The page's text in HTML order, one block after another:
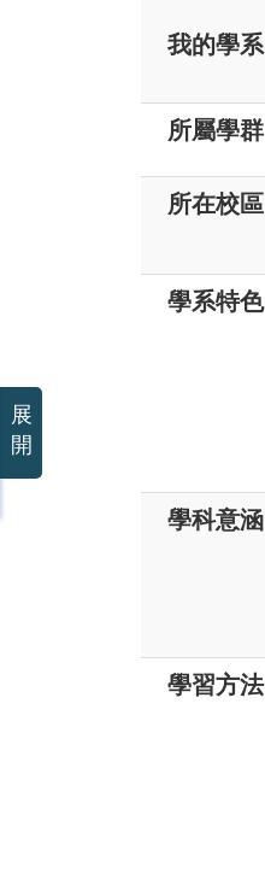
我的學系
所屬學群
所在校區
學系特色
學科意涵
學習方法
展
開